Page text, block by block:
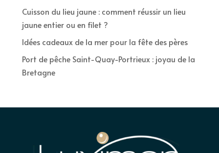
Cuisson du lieu jaune : comment réussir un lieu
jaune entier ou en filet ?
Idées cadeaux de la mer pour la fête des pères
Port de pêche Saint-Quay-Portrieux : joyau de la
Bretagne